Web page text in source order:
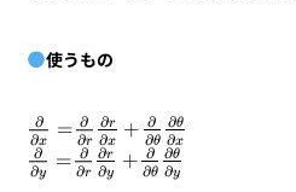
使うもの
∂
∂x = ∂
∂r
∂r
∂x + ∂
∂θ
∂θ
∂x
∂
∂y = ∂
∂r
∂r
∂y + ∂
∂θ
∂θ
∂y